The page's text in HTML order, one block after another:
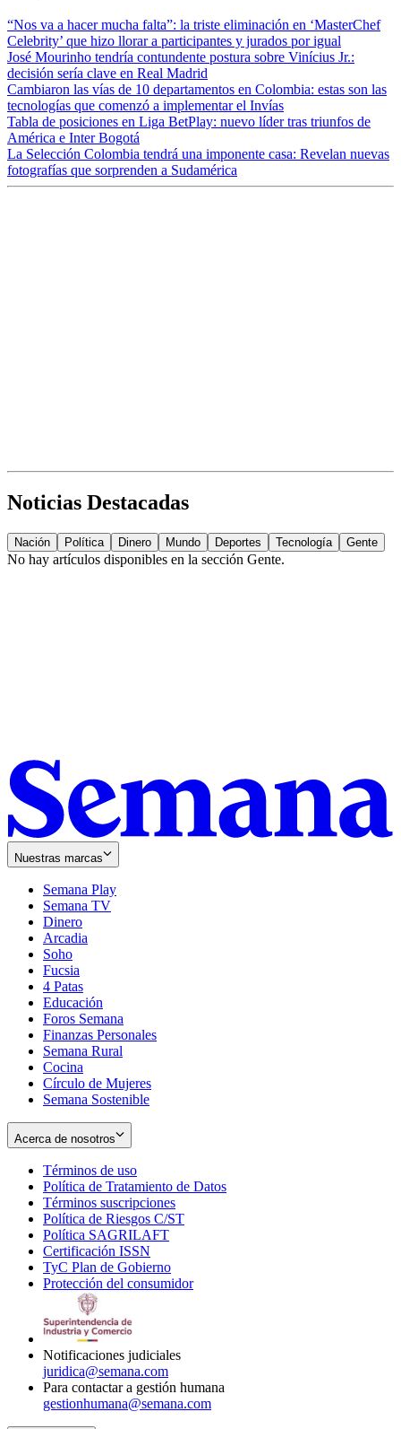
“Nos va a hacer mucha falta”: la triste eliminación en ‘MasterChef
Celebrity’ que hizo llorar a participantes y jurados por igual
José Mourinho tendría contundente postura sobre Vinícius Jr.:
decisión sería clave en Real Madrid
Cambiaron las vías de 10 departamentos en Colombia: estas son las
tecnologías que comenzó a implementar el Invías
Tabla de posiciones en Liga BetPlay: nuevo líder tras triunfos de
América e Inter Bogotá
La Selección Colombia tendrá una imponente casa: Revelan nuevas
fotografías que sorprenden a Sudamérica
Noticias Destacadas
Nación Política Dinero Mundo Deportes Tecnología Gente
No hay artículos disponibles en la sección Gente.
Nuestras marcas
Semana Play
Semana TV
Dinero
Arcadia
Soho
in
new
window
Fucsia
in
new
window
4 Patas
Educación
Foros Semana
Finanzas Personales
Semana Rural
Cocina
Círculo de Mujeres
Semana Sostenible
Acerca de nosotros
Términos de uso
in
new
window
Política de Tratamiento de Datos
Términos suscripciones
in
Política de Riesgos C/ST
Política SAGRILAFT
new
window
Certificación ISSN
in
new
TyC Plan de Gobierno
in
Protección del consumidorOpens
Notificaciones judiciales
juridica@semana.com
Para contactar a gestión humana
gestionhumana@semana.com